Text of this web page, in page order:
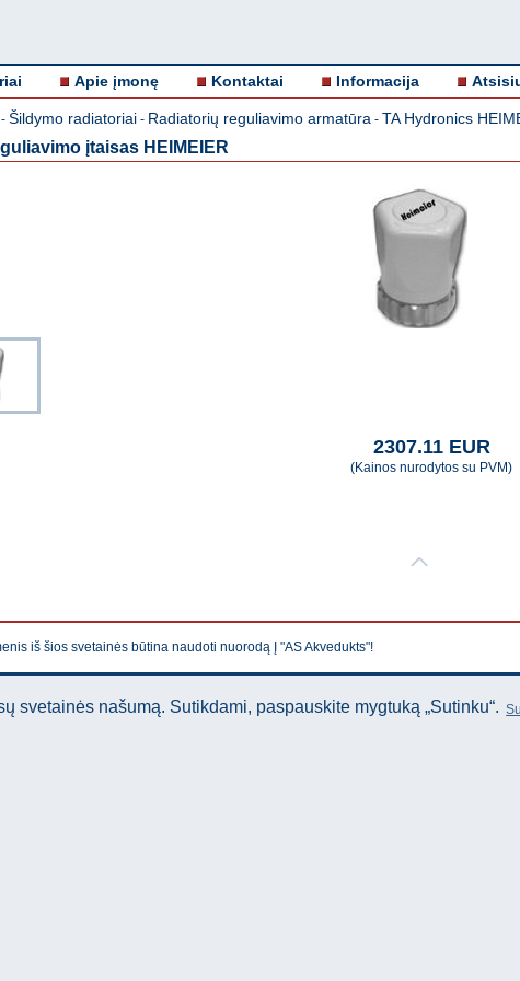
Apie įmonę Kontaktai Informacija
- Šildymo radiatoriai - Radiatorių reguliavimo armatūra - TA Hydronics
įtaisas HEIMEIER
2307.11 EUR
(Kainos nurodytos su PVM)
iš šios svetainės būtina naudoti nuorodą Į "AS Akvedukts"!
svetainės našumą. Sutikdami, paspauskite mygtuką „Sutinku“.